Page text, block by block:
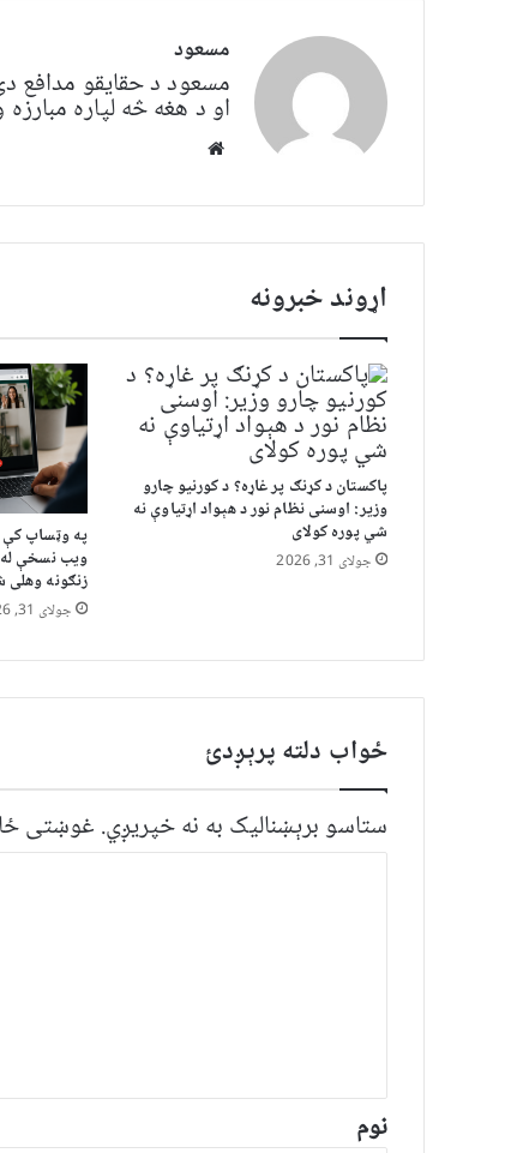
مسعود
مسعود د حقایقو مدافع
او د هغه څه لپاره
اړوند خبرونه
پاکستان د کړنګ پر غاړه؟ د کورنیو چارو
وزیر: اوسنی نظام نور د هېواد اړتیاوې نه
شي پوره کولای
جولای 31, 2026
په وټساپ کې
ویب نسخې له
زنګونه
جولای 31, 2026
ځواب دلته پرېږدئ
ستاسو برېښناليک به نه خپريږي. غوښتى
*
نوم